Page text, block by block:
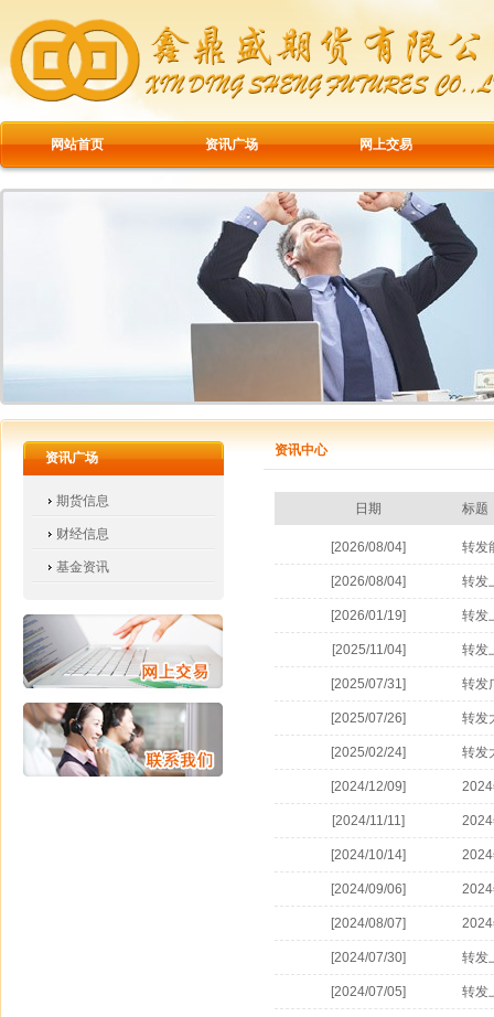
网站首页 资讯广场 网上交易
资讯广场
期货信息
财经信息
基金资讯
资讯中心
日期 标题
[2026/08/04] 转发
[2026/08/04] 转发
[2026/01/19] 转发
[2025/11/04] 转发
[2025/07/31] 转发
[2025/07/26] 转发
[2025/02/24] 转发
[2024/12/09]
[2024/11/11]
[2024/10/14]
[2024/09/06]
[2024/08/07]
[2024/07/30] 转发
[2024/07/05] 转发